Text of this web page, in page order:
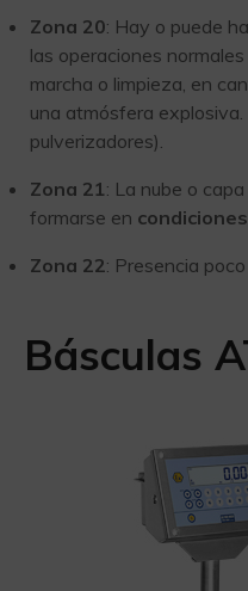
Zona 20: Hay o puede
las operaciones
marcha o limpieza, en
una atmósfera explosiva.
pulverizadores).
Zona 21: La nube o
formarse en
Zona 22: Presencia
Básculas